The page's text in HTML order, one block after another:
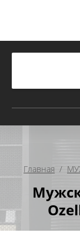
Главная
  /